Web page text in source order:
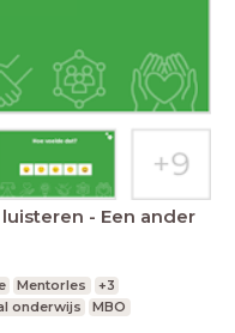
- Een ander
Mentorles
+3
onderwijs MBO